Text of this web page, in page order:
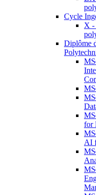
Cycle
X -
Diplôme
for
AI